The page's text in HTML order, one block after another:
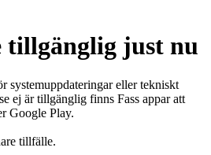
tillgänglig just nu
systemuppdateringar eller tekniskt
ej är tillgänglig finns Fass appar att
Google Play.
tillfälle.